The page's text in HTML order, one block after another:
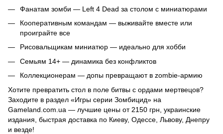
Фанатам зомби — Left 4 Dead за столом с миниатюрами
Кооперативным командам — выживайте вместе или
проиграйте все
Рисовальщикам миниатюр — идеально для хобби
Семьям 14+ — динамика без конфликтов
Коллекционерам — допы превращают в zombie-армию
Хотите превратить стол в поле битвы с ордами мертвецов?
Заходите в раздел «Игры серии Зомбицид» на
Gameland.com.ua — лучшие цены от 2150 грн, украинские
издания, быстрая доставка по Киеву, Одессе, Львову, Днепру
и везде!